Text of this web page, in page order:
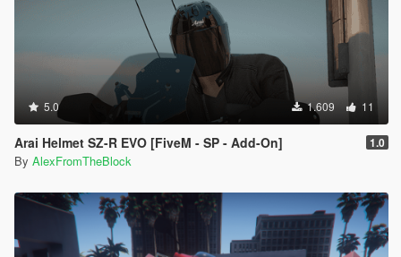
5.0 1.609 11
Arai Helmet SZ-R EVO [FiveM - SP - Add-On] 1.0
By AlexFromTheBlock